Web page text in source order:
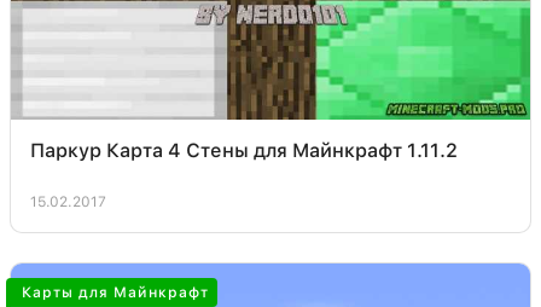
Паркур Карта 4 Стены для Майнкрафт 1.11.2
15.02.2017
Карты для Майнкрафт